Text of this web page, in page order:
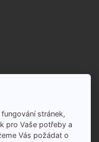
stránek,
pro Vaše potřeby a
Vás požádat o